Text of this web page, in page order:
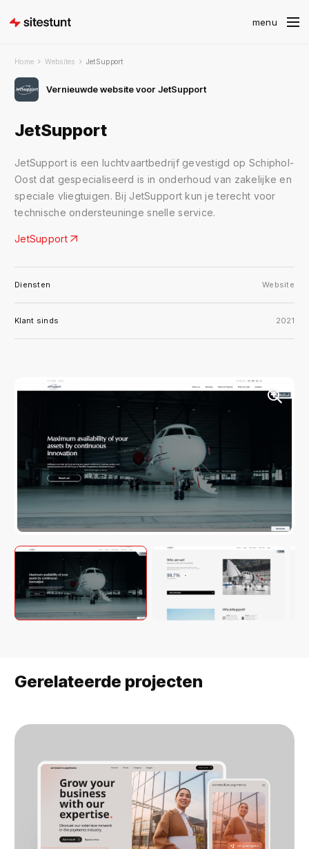
Home Websites JetSupport
Vernieuwde website voor JetSupport
JetSupport
JetSupport is een luchtvaartbedrijf gevestigd op Schiphol-
Oost dat gespecialiseerd is in onderhoud van zakelijke en
speciale vliegtuigen. Bij JetSupport kun je terecht voor
technische ondersteuninge snelle service.
JetSupport
Diensten Website
Klant sinds 2021
Gerelateerde projecten